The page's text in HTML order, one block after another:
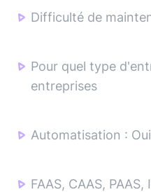
Difficulté de
Pour quel type
entreprises
Automatisation : Oui
FAAS, CAAS, PAAS,